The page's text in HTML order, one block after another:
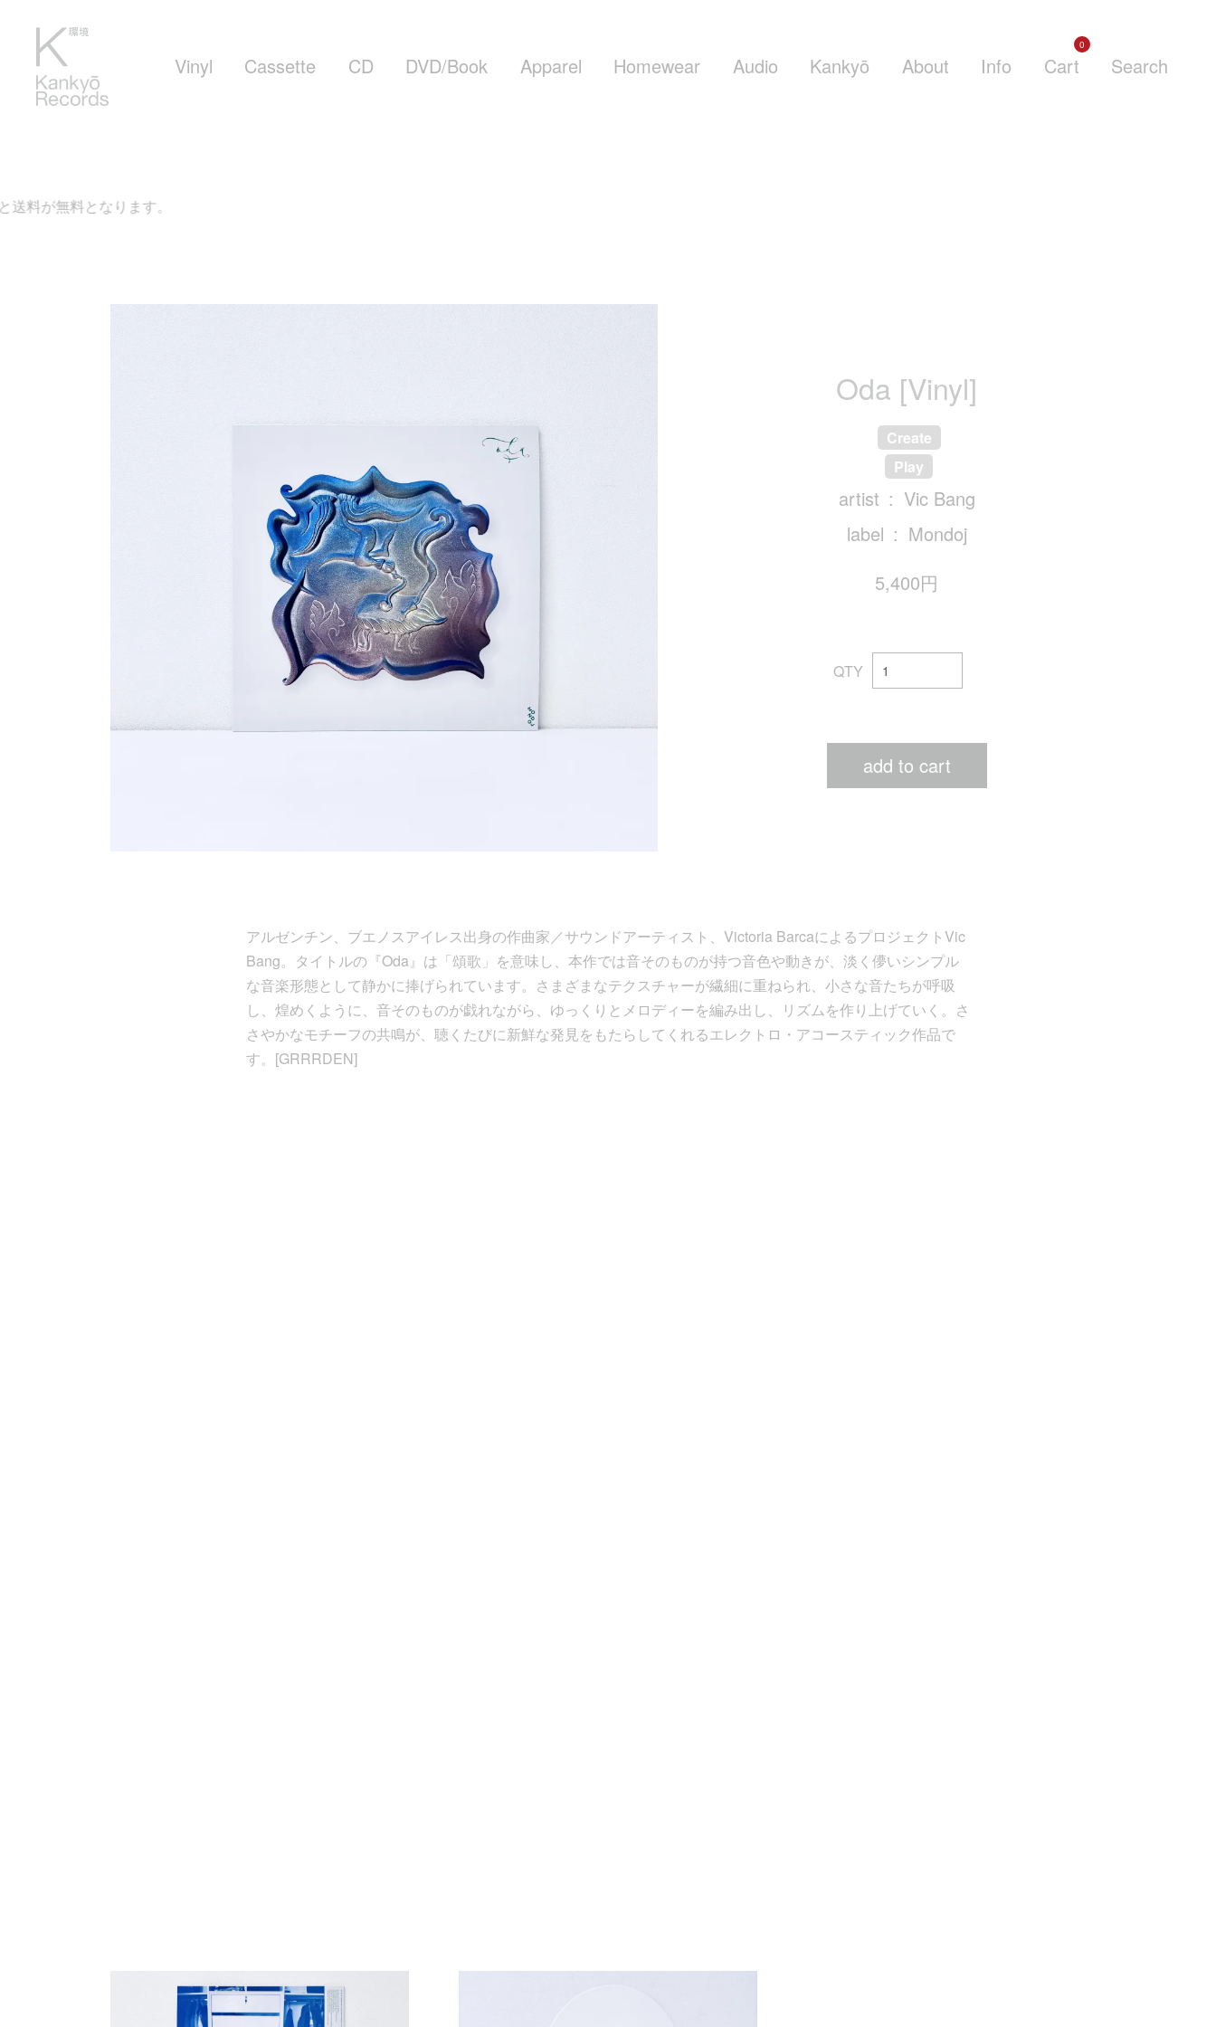
Vinyl Cassette CD DVD/Book Apparel Homewear Audio Kankyō About Info Cart
0
Search
。
Oda [Vinyl]
Create
Play
artist
Vic Bang
label
Mondoj
5,400円
QTY
add to cart
アルゼンチン、ブエノスアイレス出身の作曲家／サウンドアーティスト、Victoria BarcaによるプロジェクトVic
Bang。タイトルの『Oda』は「頌歌」を意味し、本作では音そのものが持つ音色や動きが、淡く儚いシンプル
な音楽形態として静かに捧げられています。さまざまなテクスチャーが繊細に重ねられ、小さな音たちが呼吸
し、煌めくように、音そのものが戯れながら、ゆっくりとメロディーを編み出し、リズムを作り上げていく。さ
さやかなモチーフの共鳴が、聴くたびに新鮮な発見をもたらしてくれるエレクトロ・アコースティック作品で
す。[GRRRDEN]